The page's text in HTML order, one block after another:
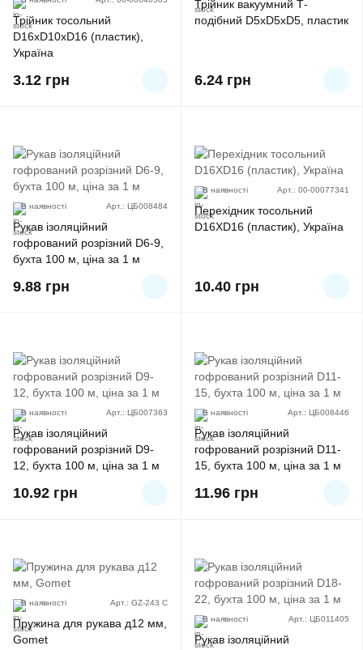
Трійник тосольний
D16xD10xD16 (пластик),
Україна
3.12 грн
Трійник вакуумний Т-
подібний D5xD5xD5, пластик
6.24 грн
В наявності Арт.: ЦБ008484
Рукав ізоляційний
гофрований розрізний D6-9,
бухта 100 м, ціна за 1 м
9.88 грн
В наявності Арт.: 00-00077341
Перехідник тосольний
D16XD16 (пластик), Україна
10.40 грн
В наявності Арт.: ЦБ007363
Рукав ізоляційний
гофрований розрізний D9-
12, бухта 100 м, ціна за 1 м
10.92 грн
В наявності Арт.: ЦБ008446
Рукав ізоляційний
гофрований розрізний D11-
15, бухта 100 м, ціна за 1 м
11.96 грн
В наявності Арт.: GZ-243 C
Пружина для рукава д12 мм,
Gomet
В наявності Арт.: ЦБ011405
Рукав ізоляційний